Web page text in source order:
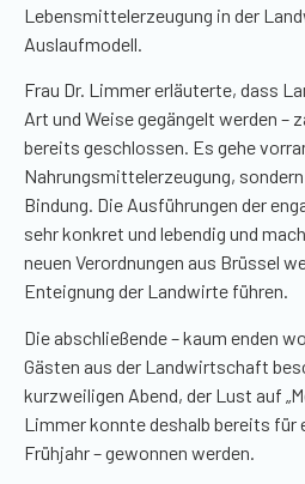
Lebensmittelerzeugung in der
Auslaufmodell.
Frau Dr. Limmer erläuterte, dass
Art und Weise gegängelt werden –
bereits geschlossen. Es gehe
Nahrungsmittelerzeugung,
Bindung. Die Ausführungen der
sehr konkret und lebendig und
neuen Verordnungen aus Brüssel
Enteignung der Landwirte führen.
Die abschließende – kaum enden
Gästen aus der Landwirtschaft
kurzweiligen Abend, der Lust auf
Limmer konnte deshalb bereits für
Frühjahr – gewonnen werden.